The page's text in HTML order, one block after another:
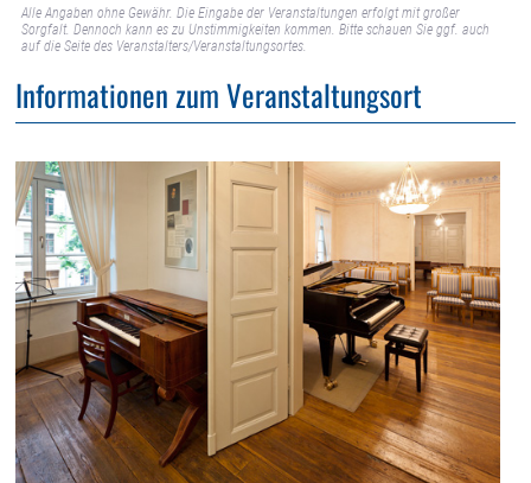
Alle Angaben ohne Gewähr. Die Eingabe der Veranstaltungen erfolgt mit großer
Sorgfalt. Dennoch kann es zu Unstimmigkeiten kommen. Bitte schauen Sie ggf. auch
auf die Seite des Veranstalters/Veranstaltungsortes.
Informationen zum Veranstaltungsort